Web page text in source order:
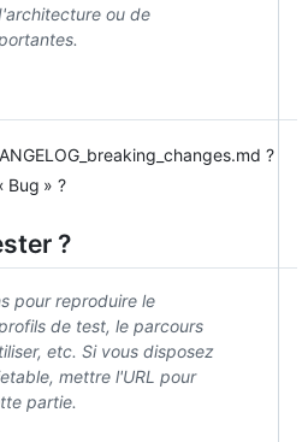
ou de
?
Bug » ?
?
pour reproduire le
de test, le parcours
etc. Si vous disposez
mettre l'URL pour
partie.